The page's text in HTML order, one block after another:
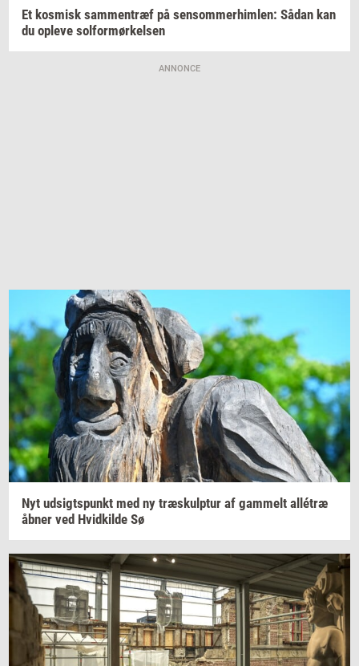
Et kos­misk sam­men­træf på sen­som­mer­him­len: Sådan kan
du op­le­ve sol­for­mør­kel­sen
ANNONCE
Nyt ud­sigts­punkt med ny træskul­p­tur af gam­melt allétræ
åbner ved Hvid­kil­de Sø